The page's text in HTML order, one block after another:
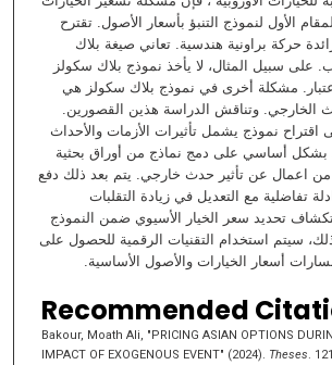
الأول لنموذج التنبؤ بأسعار الأصول. تقترح
حركة براونية هندسية. تعاني صيغة بلاك
سبيل المثال، لا يأخذ نموذج بلاك سكولز
مشكلة أخرى في نموذج بلاك سكولز هي
الخارجي. وتناقش الدراسة هذين القصورين.
اقتراح نموذج يشمل تأثيرات الأزمات والأحداث
بشكل أساسي على دمج نماذج من أوراق بحثية
من اعمال عن تأثير حدث خارجي. يتم بعد ذلك دفع
تفاضلية مع التعديل في زيادة التقلبات
تحديد سعر الخيار الأسيوي ضمن النموذج
سيتم استخدام التقنيات الرقمية للحصول على
أسعار الخيارات والأصول الأساسية.
Recommended
Bakour, Moath Ali, "PRICING ASIAN OPTIONS
IMPACT OF EXOGENOUS EVENT" (2024). Theses.